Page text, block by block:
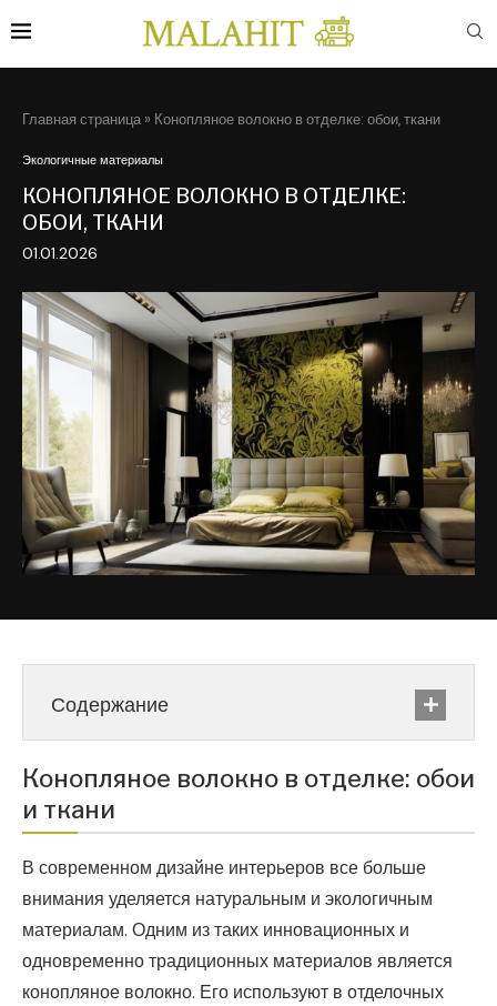
Главная страница » Конопляное волокно в отделке: обои, ткани
Экологичные материалы
КОНОПЛЯНОЕ ВОЛОКНО В ОТДЕЛКЕ:
ОБОИ, ТКАНИ
01.01.2026
Содержание
Конопляное волокно в отделке: обои
и ткани
В современном дизайне интерьеров все больше
внимания уделяется натуральным и экологичным
материалам. Одним из таких инновационных и
одновременно традиционных материалов является
конопляное волокно. Его используют в отделочных